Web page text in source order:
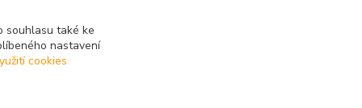
souhlasu také ke
nastavení
cookies